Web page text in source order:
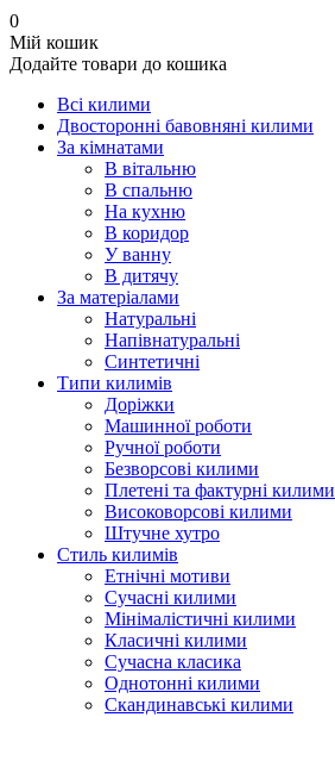
0
Мій кошик
Додайте товари до кошика
Всі килими
Двосторонні бавовняні килими
За кімнатами
В вітальню
В спальню
На кухню
В коридор
У ванну
В дитячу
За матеріалами
Натуральні
Напівнатуральні
Синтетичні
Типи килимів
Доріжки
Машинної роботи
Ручної роботи
Безворсові килими
Плетені та фактурні килими
Високоворсові килими
Штучне хутро
Стиль килимів
Етнічні мотиви
Сучасні килими
Мінімалістичні килими
Класичні килими
Сучасна класика
Однотонні килими
Скандинавські килими